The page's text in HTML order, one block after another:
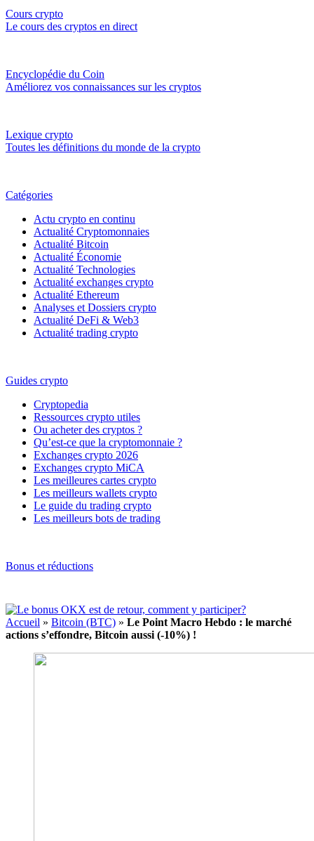
Cours crypto
Le cours des cryptos en direct
Encyclopédie du Coin
Améliorez vos connaissances sur les cryptos
Lexique crypto
Toutes les définitions du monde de la crypto
Catégories
Actu crypto en continu
Actualité Cryptomonnaies
Actualité Bitcoin
Actualité Économie
Actualité Technologies
Actualité exchanges crypto
Actualité Ethereum
Analyses et Dossiers crypto
Actualité DeFi & Web3
Actualité trading crypto
Guides crypto
Cryptopedia
Ressources crypto utiles
Ou acheter des cryptos ?
Qu’est-ce que la cryptomonnaie ?
Exchanges crypto 2026
Exchanges crypto MiCA
Les meilleures cartes crypto
Les meilleurs wallets crypto
Le guide du trading crypto
Les meilleurs bots de trading
Bonus et réductions
Accueil » Bitcoin (BTC) » Le Point Macro Hebdo : le marché
actions s’effondre, Bitcoin aussi (-10%) !